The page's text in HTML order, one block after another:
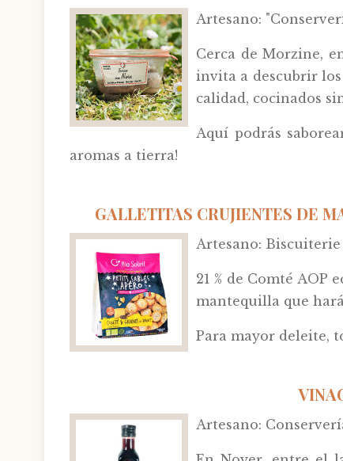
Artesano:
Cerca de Morzine,
invita a descubrir
calidad, cocinados
Aquí podrás
aromas a tierra!
GALLETITAS CRUJIENTES DE
Artesano:
21 % de Comté
mantequilla que
Para mayor deleite,
Artesano: